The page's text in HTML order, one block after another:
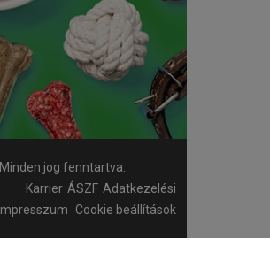
Minden jog fenntartva.
Karrier ÁSZF Adatkezelési
Impresszum Cookie beállítások